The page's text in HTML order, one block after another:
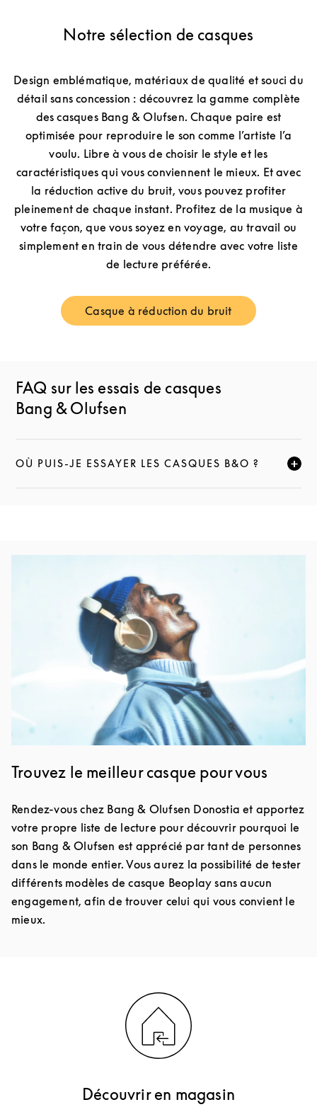
Notre sélection de casques
Design emblématique, matériaux de qualité et souci du
détail sans concession : découvrez la gamme complète
des casques Bang & Olufsen. Chaque paire est
optimisée pour reproduire le son comme l’artiste l’a
voulu. Libre à vous de choisir le style et les
caractéristiques qui vous conviennent le mieux. Et avec
la réduction active du bruit, vous pouvez profiter
pleinement de chaque instant. Profitez de la musique à
votre façon, que vous soyez en voyage, au travail ou
simplement en train de vous détendre avec votre liste
de lecture préférée.
Casque à réduction du bruit
Link Opens in New Tab
FAQ sur les essais de casques
Bang & Olufsen
OÙ PUIS-JE ESSAYER LES CASQUES B&O ?
CLIQUEZ POUR ÉLARGIR CETTE DESCRIPTION ET
Trouvez le meilleur casque pour vous
Rendez-vous chez Bang & Olufsen Donostia et apportez
votre propre liste de lecture pour découvrir pourquoi le
son Bang & Olufsen est apprécié par tant de personnes
dans le monde entier. Vous aurez la possibilité de tester
différents modèles de casque Beoplay sans aucun
engagement, afin de trouver celui qui vous convient le
mieux.
Découvrir en magasin